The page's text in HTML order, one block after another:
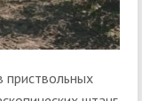
приствольных